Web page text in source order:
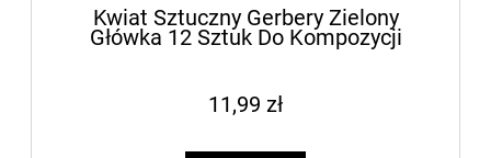
Kwiat Sztuczny Gerbery Zielony
Główka 12 Sztuk Do Kompozycji
11,99 zł